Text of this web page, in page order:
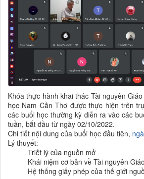
Khóa thực hành khai thác Tài nguyên
học Nam Cần Thơ được thực hiện trên
các buổi học thường kỳ diễn ra vào các
tuần, bắt đầu từ ngày 02/10/2022.
Chi tiết nội dung của buổi học đầu tiên,
Lý thuyết:
Triết lý của nguồn mở
Khái niệm cơ bản về Tài nguyên
Hệ thống giấy phép của thế giới